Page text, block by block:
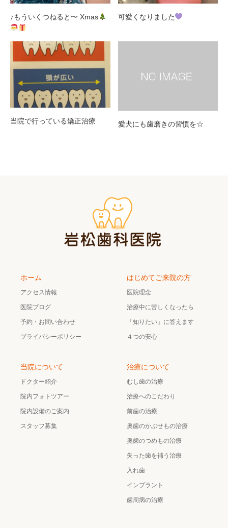
♪もういくつねると〜 Xmas 可愛くなりました
当院で行っている矯正治療 愛犬にも歯磨きの習慣を☆
ホーム
アクセス情報
医院ブログ
予約・お問い合わせ
プライバシーポリシー
はじめてご来院の方
医院理念
治療中に苦しくなったら
「知りたい」に答えます
４つの安心
当院について
ドクター紹介
院内フォトツアー
院内設備のご案内
スタッフ募集
治療について
むし歯の治療
治療へのこだわり
前歯の治療
奥歯のかぶせもの治療
奥歯のつめもの治療
失った歯を補う治療
入れ歯
インプラント
歯周病の治療